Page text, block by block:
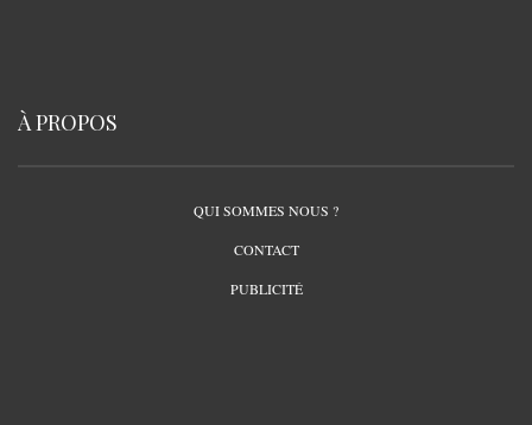
À PROPOS
QUI SOMMES NOUS ?
CONTACT
PUBLICITÉ